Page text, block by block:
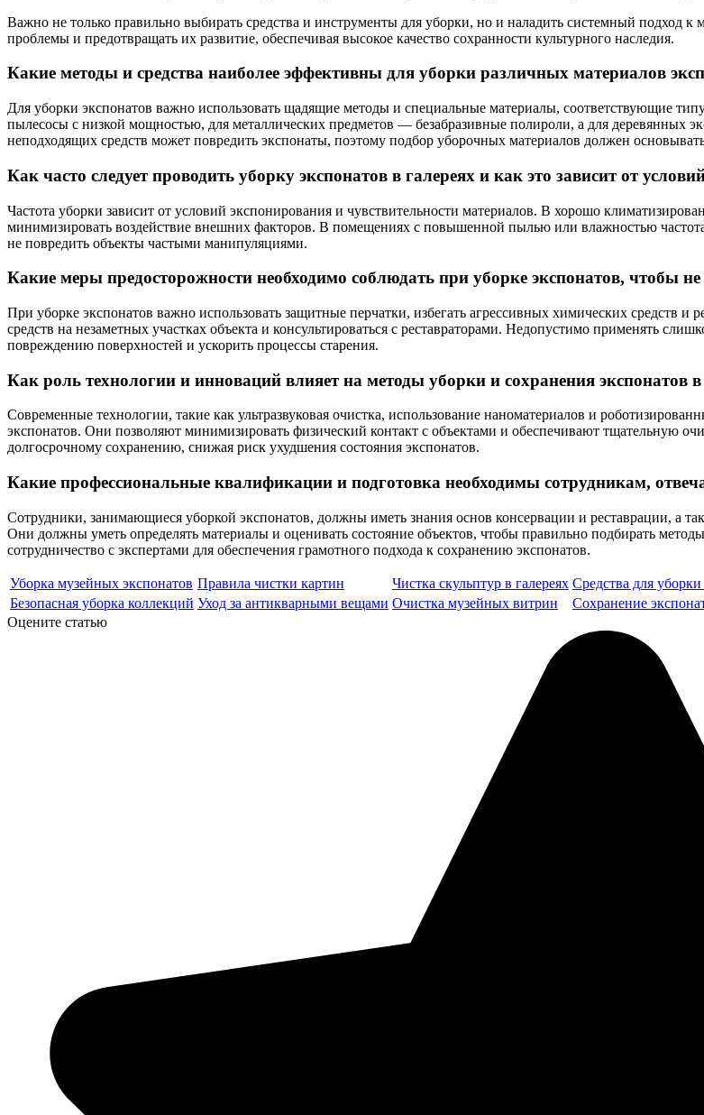
Важно не только правильно выбирать средства и инструменты для уборки, но и наладить системный подход
проблемы и предотвращать их развитие, обеспечивая высокое качество сохранности культурного наследия.
Какие методы и средства наиболее эффективны для уборки различных материалов
Для уборки экспонатов важно использовать щадящие методы и специальные материалы, соответствующие
пылесосы с низкой мощностью, для металлических предметов — безабразивные полироли, а для деревянных
неподходящих средств может повредить экспонаты, поэтому подбор уборочных материалов должен
Как часто следует проводить уборку экспонатов в галереях и как это зависит от
Частота уборки зависит от условий экспонирования и чувствительности материалов. В хорошо
минимизировать воздействие внешних факторов. В помещениях с повышенной пылью или влажностью
не повредить объекты частыми манипуляциями.
Какие меры предосторожности необходимо соблюдать при уборке экспонатов, чтобы не
При уборке экспонатов важно использовать защитные перчатки, избегать агрессивных химических средств и
средств на незаметных участках объекта и консультироваться с реставраторами. Недопустимо применять
повреждению поверхностей и ускорить процессы старения.
Как роль технологии и инноваций влияет на методы уборки и сохранения экспонатов в
Современные технологии, такие как ультразвуковая очистка, использование наноматериалов и
экспонатов. Они позволяют минимизировать физический контакт с объектами и обеспечивают тщательную
долгосрочному сохранению, снижая риск ухудшения состояния экспонатов.
Какие профессиональные квалификации и подготовка необходимы сотрудникам,
Сотрудники, занимающиеся уборкой экспонатов, должны иметь знания основ консервации и реставрации, а
Они должны уметь определять материалы и оценивать состояние объектов, чтобы правильно подбирать
сотрудничество с экспертами для обеспечения грамотного подхода к сохранению экспонатов.
Уборка музейных экспонатов Правила чистки картин Чистка скульптур в галереях Средства для уборки
Безопасная уборка коллекций Уход за антикварными вещами Очистка музейных витрин Сохранение
Оцените статью